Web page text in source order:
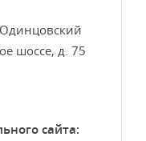
шоссе, д. 75
сайта: